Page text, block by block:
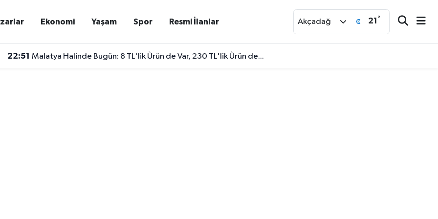
Ekonomi Yaşam Spor Resmi İlanlar Akçadağ 21 °
22:51 Malatya Halinde Bugün: 8 TL'lik Ürün de Var, 230 TL'lik Ürün de...